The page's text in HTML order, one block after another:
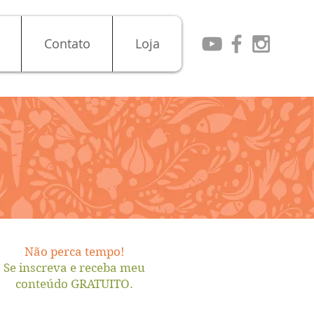
Contato Loja
Não perca tempo!
Se inscreva e receba meu
conteúdo GRATUITO.